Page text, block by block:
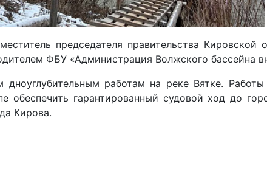
председателя правительства
ФБУ «Администрация Волжского бассейна
работам на реке Вятке.
гарантированный судовой ход до
Кирова.